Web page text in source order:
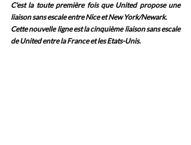
C'est la toute première fois que United propose une
liaison sans escale entre Nice et New York/Newark.
Cette nouvelle ligne est la cinquième liaison sans escale
de United entre la France et les Etats-Unis.